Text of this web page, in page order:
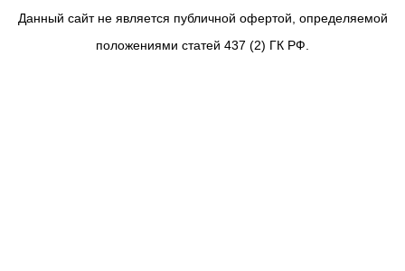
Данный сайт не является публичной офертой, определяемой
положениями статей 437 (2) ГК РФ.